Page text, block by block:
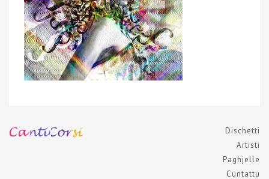
Dischetti
Artisti
Paghjelle
Cuntattu